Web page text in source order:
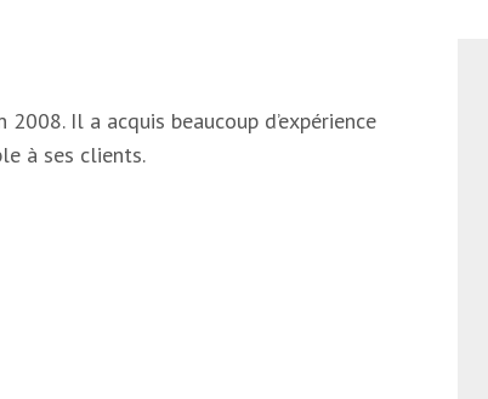
2008. Il a acquis beaucoup d’expérience
à ses clients.